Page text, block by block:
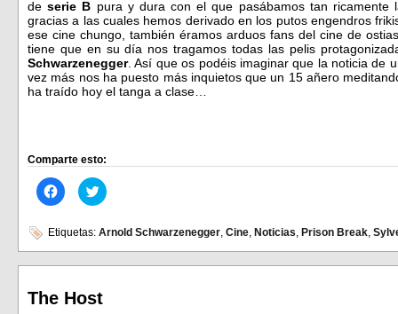
deserie B pura y dura con el que pasábamos tan ricamente
gracias a las cuales hemos derivado en los putos engendros
ese cine chungo, también éramos arduos fans del cine de
tiene que en su día nos tragamos todas las pelis
Schwarzenegger. Así que os podéis imaginar que la noticia de
vez más nos ha puesto más inquietos que un 15 añero
ha traído hoy el tanga a clase…
Comparte esto:
Haz
clic
en
Facebook
(Se
abre
ventana
nueva)
Haz
clic
en
(Se
abre
ventana
nueva)
Etiquetas: Arnold Schwarzenegger, Cine, Noticias, Prison Break,
The Host